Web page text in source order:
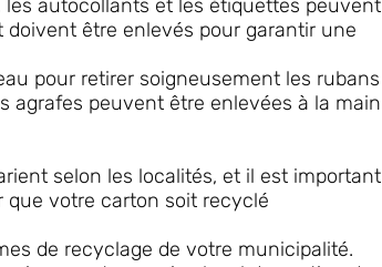
les autocollants et les étiquettes peuvent
être enlevés pour garantir une
pour retirer soigneusement les rubans
peuvent être enlevées à la main
selon les localités, et il est important
que votre carton soit recyclé
de recyclage de votre municipalité.